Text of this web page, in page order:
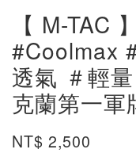
【 M-TAC
#Coolmax
透氣 ＃輕
克蘭第一軍
NT$ 2,500